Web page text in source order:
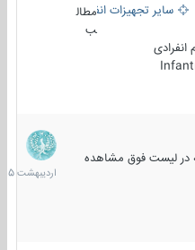
سایر تجهیزات انفرادی
مطال
ب
لیست فوق مشاهده
27
1405